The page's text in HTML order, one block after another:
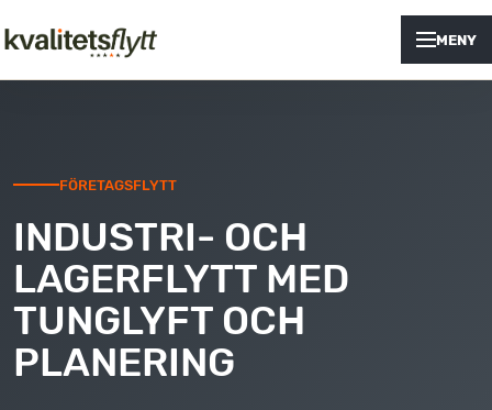
MENY
FÖRETAGSFLYTT
INDUSTRI- OCH
LAGERFLYTT MED
TUNGLYFT OCH
PLANERING